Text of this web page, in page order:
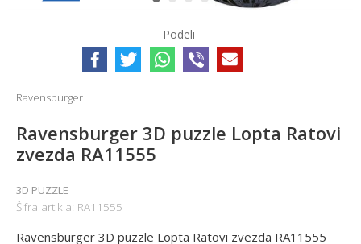
Podeli
Ravensburger
Ravensburger 3D puzzle Lopta Ratovi
zvezda RA11555
3D PUZZLE
Šifra artikla: RA11555
Ravensburger 3D puzzle Lopta Ratovi zvezda RA11555